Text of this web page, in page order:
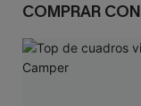
COMPRAR CON